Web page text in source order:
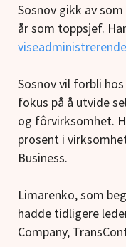
Sosnov gikk av
år som toppsjef.
Sosnov vil forbli
fokus på å utvide
og fôrvirksomhet.
prosent i
Business.
Limarenko, som
hadde tidligere
Company,